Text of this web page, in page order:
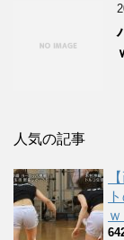
人気の記事